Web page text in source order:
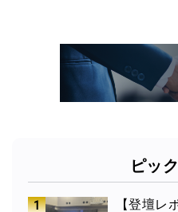
ピッ
【登壇レ